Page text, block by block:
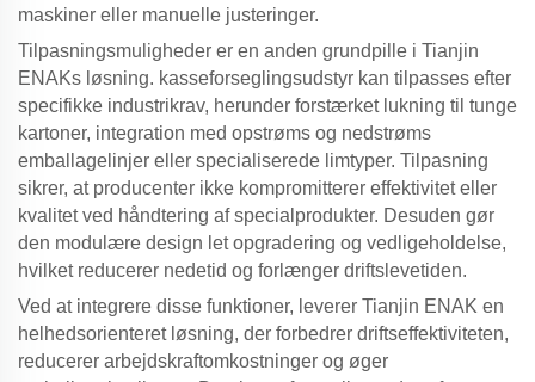
maskiner eller manuelle justeringer.
Tilpasningsmuligheder er en anden grundpille i Tianjin
ENAKs løsning. kasseforseglingsudstyr kan tilpasses efter
specifikke industrikrav, herunder forstærket lukning til tunge
kartoner, integration med opstrøms og nedstrøms
emballagelinjer eller specialiserede limtyper. Tilpasning
sikrer, at producenter ikke kompromitterer effektivitet eller
kvalitet ved håndtering af specialprodukter. Desuden gør
den modulære design let opgradering og vedligeholdelse,
hvilket reducerer nedetid og forlænger driftslevetiden.
Ved at integrere disse funktioner, leverer Tianjin ENAK en
helhedsorienteret løsning, der forbedrer driftseffektiviteten,
reducerer arbejdskraftomkostninger og øger